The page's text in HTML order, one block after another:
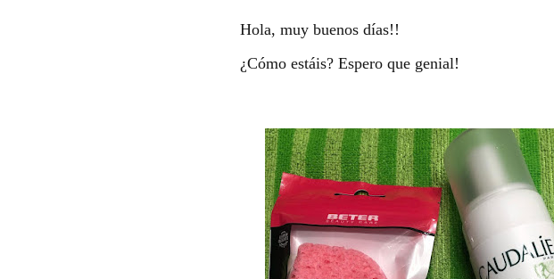
Hola, muy buenos días!!
¿Cómo estáis? Espero que genial!